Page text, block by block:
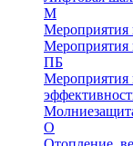
М
Мероприятия
Мероприятия
ПБ
Мероприятия
О